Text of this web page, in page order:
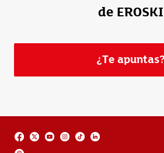
de EROSKI
¿Te apuntas?